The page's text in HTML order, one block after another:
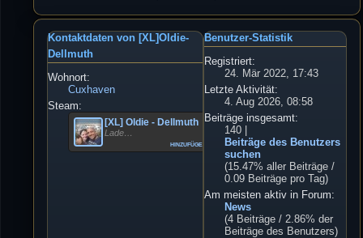
Kontaktdaten von [XL]Oldie-
Dellmuth
Wohnort:
Cuxhaven
Steam:
[XL] Oldie - Dellmuth
Lade…
hinzufügen
Benutzer-Statistik
Registriert:
24. Mär 2022, 17:43
Letzte Aktivität:
4. Aug 2026, 08:58
Beiträge insgesamt:
140 |
Beiträge des Benutzers
suchen
(15.47% aller Beiträge /
0.09 Beiträge pro Tag)
Am meisten aktiv in Forum:
News
(4 Beiträge / 2.86% der
Beiträge des Benutzers)